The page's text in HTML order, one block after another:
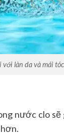
làn da và mái tóc
nước clo sẽ